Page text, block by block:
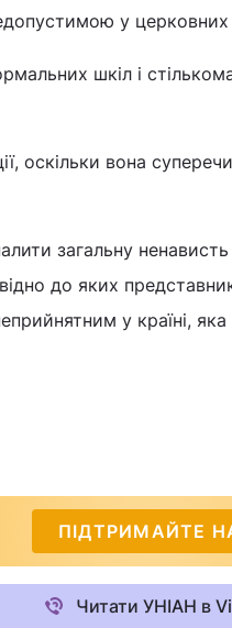
у церковних
шкіл і
оскільки вона
загальну
до яких
у країні,
ПІДТРИМАЙТЕ
Читати УНІАН в